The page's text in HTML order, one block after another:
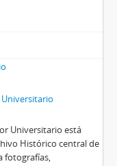
Universitario está
Histórico central de
fotografías,